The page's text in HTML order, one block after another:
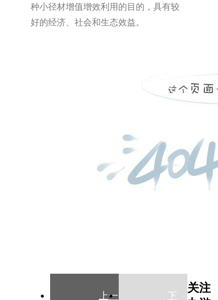
种小径材增值增效利用的目的，具有较
好的经济、社会和生态效益。
上一 下
关注